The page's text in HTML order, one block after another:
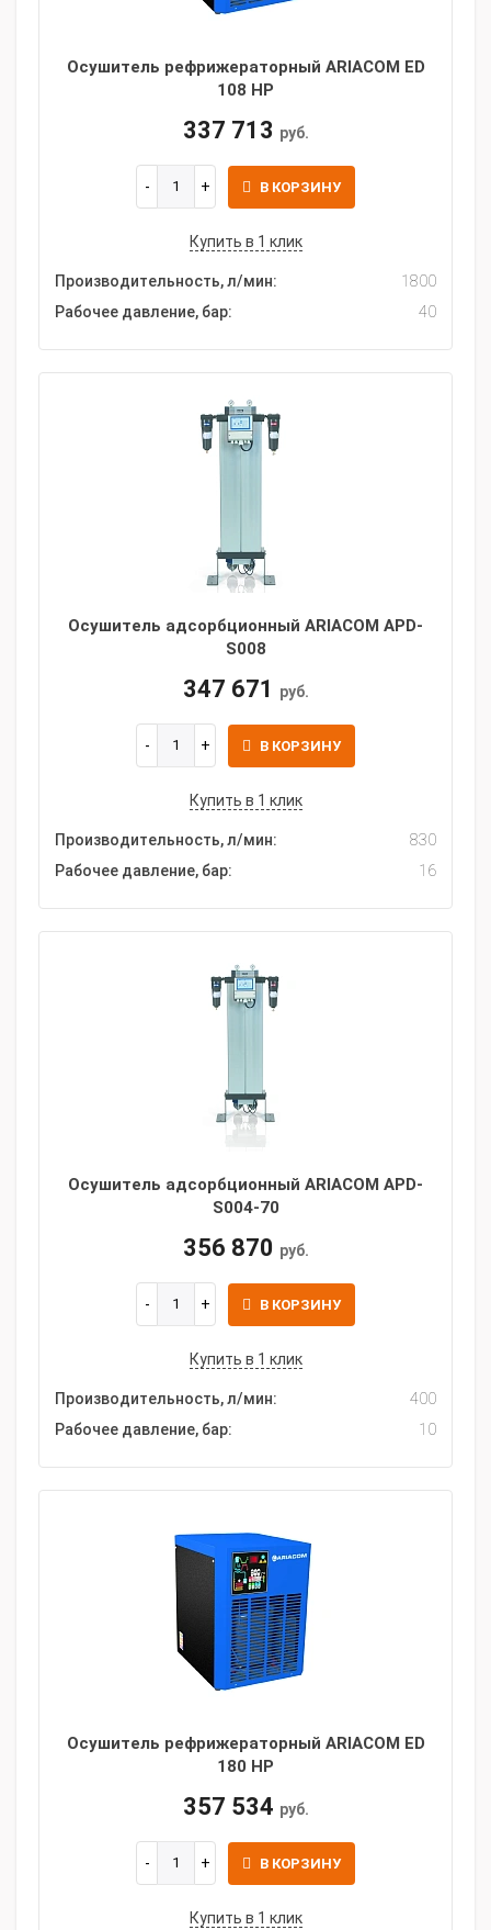
Осушитель рефрижераторный ARIACOM ED
108 HP
337 713 руб.
В КОРЗИНУ
Купить в 1 клик
Производительность, л/мин:
1800
Рабочее давление, бар:
40
Осушитель адсорбционный ARIACOM APD-
S008
347 671 руб.
В КОРЗИНУ
Купить в 1 клик
Производительность, л/мин:
830
Рабочее давление, бар:
16
Осушитель адсорбционный ARIACOM APD-
S004-70
356 870 руб.
В КОРЗИНУ
Купить в 1 клик
Производительность, л/мин:
400
Рабочее давление, бар:
10
Осушитель рефрижераторный ARIACOM ED
180 HP
357 534 руб.
В КОРЗИНУ
Купить в 1 клик